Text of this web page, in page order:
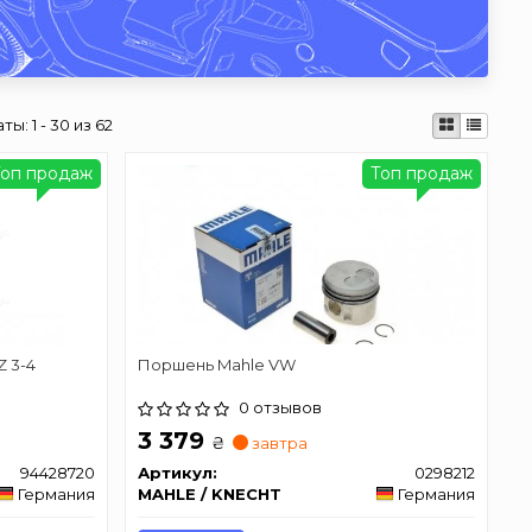
1 - 30 из 62
3-4
94428720
Германия
продаж
Поршень Mahle VW
0 отзывов
3 379 ₴
завтра
Артикул:
0298212
MAHLE / KNECHT
Германия
Топ продаж